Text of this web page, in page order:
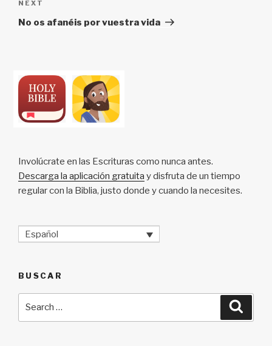
Next
Post
NEXT
No os afanéis por vuestra vida
Involúcrate en las Escrituras como nunca antes.
Descarga la aplicación gratuita y disfruta de un tiempo
regular con la Biblia, justo donde y cuando la necesites.
Español
BUSCAR